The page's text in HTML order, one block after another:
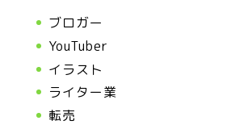
ブロガー
YouTuber
イラスト
ライター業
転売